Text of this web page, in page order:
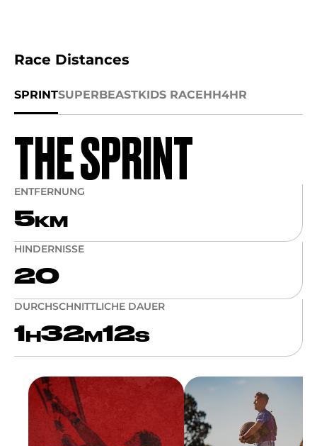
Race Distances
SPRINTSUPERBEASTKIDS RACEHH4HR
THE SPRINT
ENTFERNUNG
5 KM
HINDERNISSE
20
DURCHSCHNITTLICHE DAUER
1 H 32 M 12S